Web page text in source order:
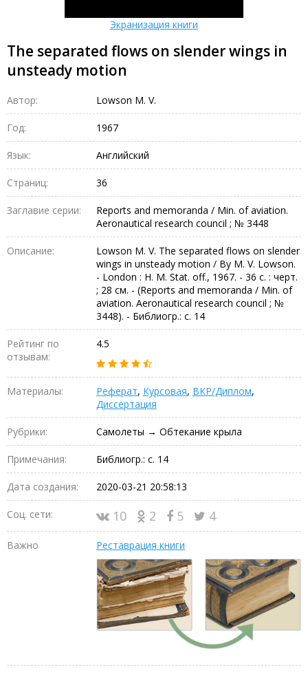
Экранизация книги
The separated flows on slender wings in
unsteady motion
Автор: Lowson M. V.
Год: 1967
Язык: Английский
Страниц: 36
Заглавие серии:
Reports and memoranda / Min. of aviation.
Aeronautical research council ; № 3448
Описание:
Lowson M. V. The separated flows on slender
wings in unsteady motion / By M. V. Lowson.
- London : H. M. Stat. off., 1967. - 36 с. : черт.
; 28 см. - (Reports and memoranda / Min. of
aviation. Aeronautical research council ; №
3448). - Библиогр.: с. 14
Рейтинг по
отзывам:
4.5
Материалы: Реферат, Курсовая, ВКР/Диплом,
Диссертация
Рубрики: Самолеты → Обтекание крыла
Примечания: Библиогр.: с. 14
Дата создания: 2020-03-21 20:58:13
Соц. сети: 10 2 5 4
Важно Реставрация книги